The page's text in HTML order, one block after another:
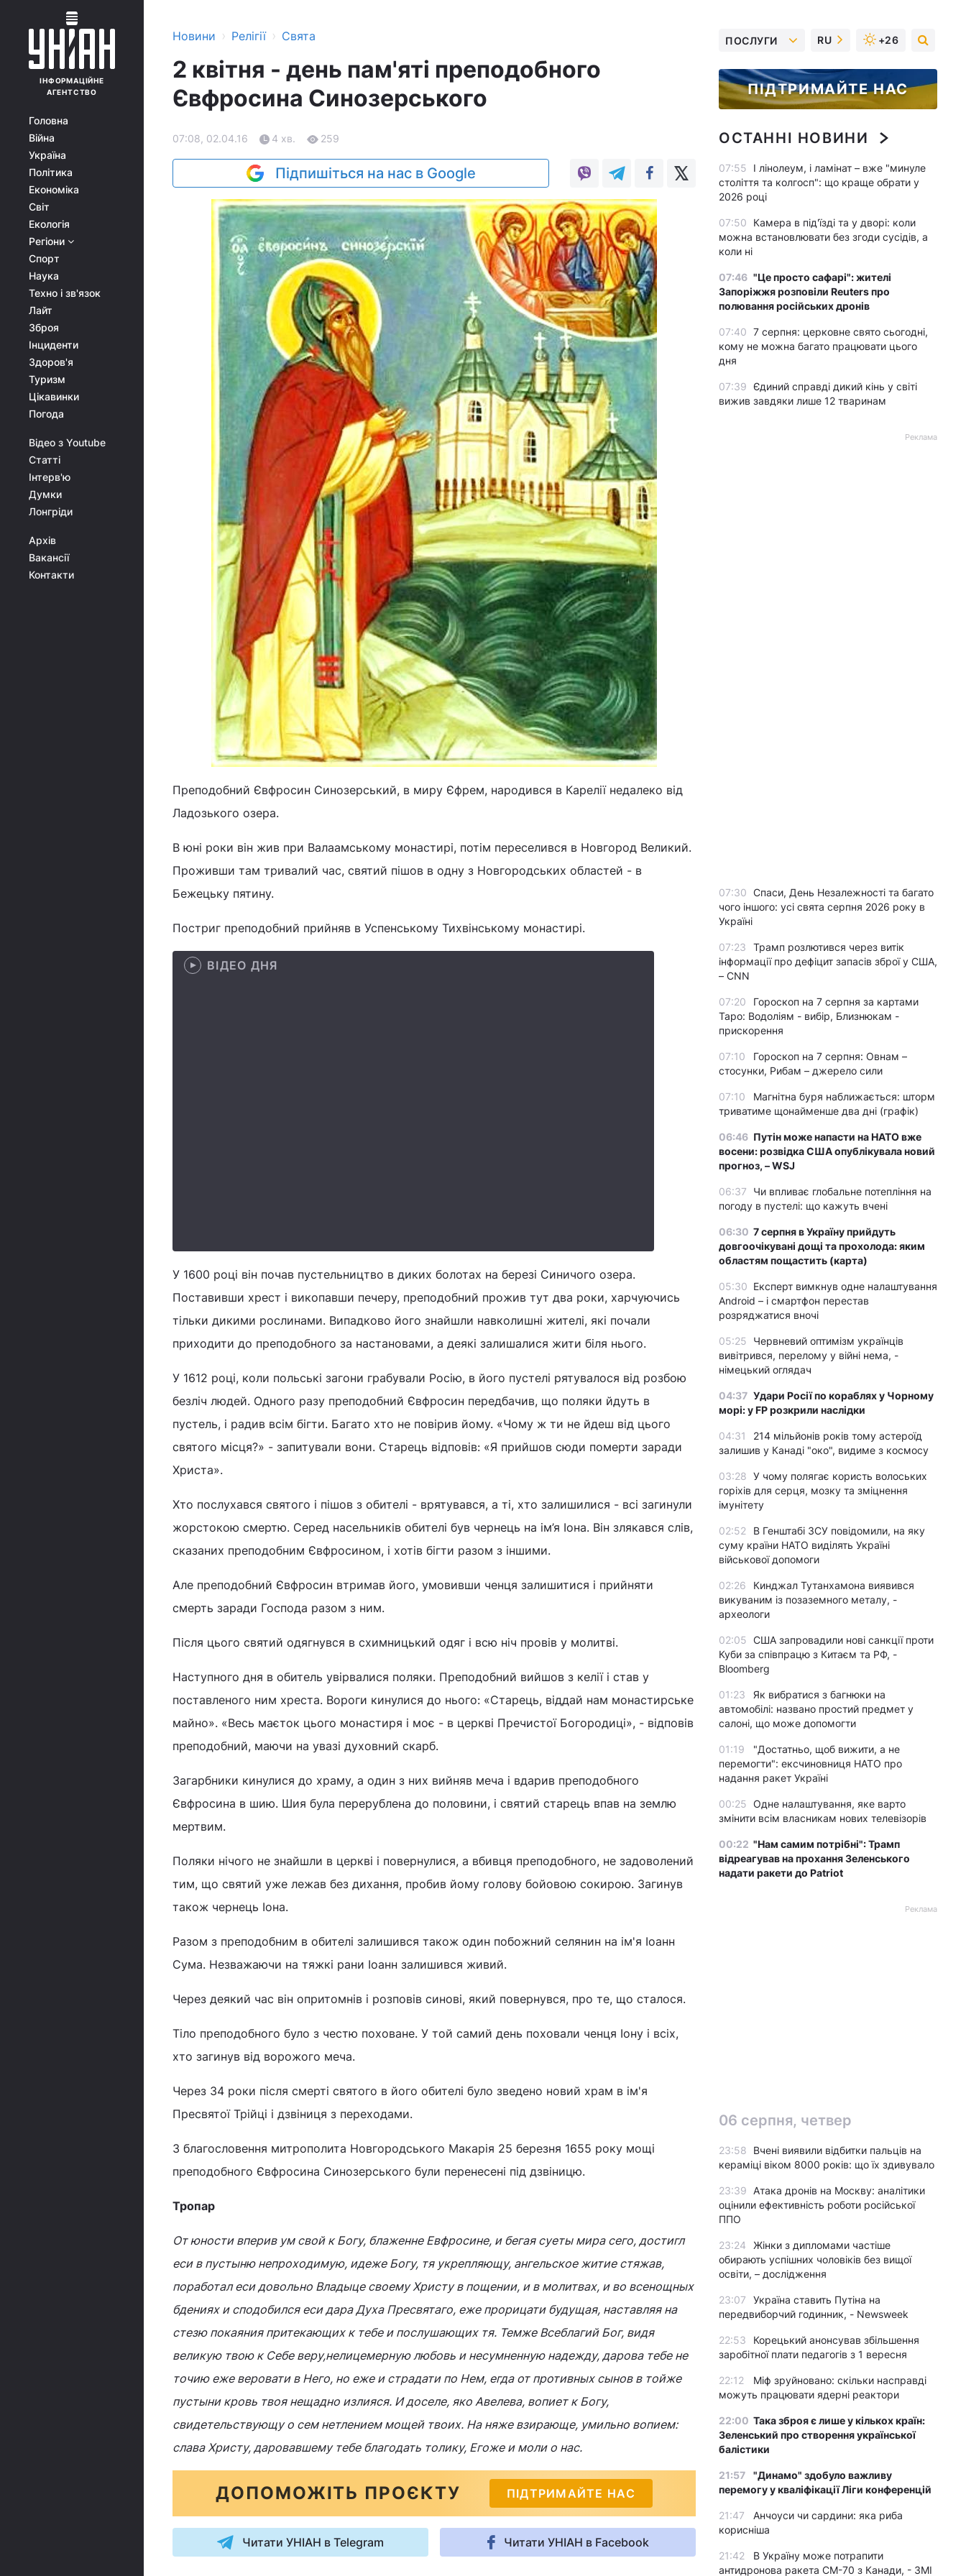
ІНФОРМАЦІЙНЕ
АГЕНТСТВО
Головна
Війна
Україна
Політика
Економіка
Світ
Екологія
Регіони
Спорт
Наука
Техно і зв'язок
Лайт
Зброя
Інциденти
Здоров'я
Туризм
Цікавинки
Погода
Відео з Youtube
Статті
Інтерв'ю
Думки
Лонгріди
Архів
Вакансії
Контакти
Новини › Релігії › Свята
2 квітня - день пам'яті преподобного
Євфросина Синозерського
07:08, 02.04.16 4 хв. 259
Підпишіться на нас в Google
Преподобний Євфросин Синозерський, в миру Єфрем, народився в Карелії недалеко від
Ладозького озера.
В юні роки він жив при Валаамському монастирі, потім переселився в Новгород Великий.
Проживши там тривалий час, святий пішов в одну з Новгородських областей - в
Бежецьку пятину.
Постриг преподобний прийняв в Успенському Тихвінському монастирі.
ВІДЕО ДНЯ
У 1600 році він почав пустельництво в диких болотах на березі Синичого озера.
Поставивши хрест і викопавши печеру, преподобний прожив тут два роки, харчуючись
тільки дикими рослинами. Випадково його знайшли навколишні жителі, які почали
приходити до преподобного за настановами, а деякі залишалися жити біля нього.
У 1612 році, коли польські загони грабували Росію, в його пустелі рятувалося від розбою
безліч людей. Одного разу преподобний Євфросин передбачив, що поляки йдуть в
пустель, і радив всім бігти. Багато хто не повірив йому. «Чому ж ти не йдеш від цього
святого місця?» - запитували вони. Старець відповів: «Я прийшов сюди померти заради
Христа».
Хто послухався святого і пішов з обителі - врятувався, а ті, хто залишилися - всі загинули
жорстокою смертю. Серед насельників обителі був чернець на ім’я Іона. Він злякався слів,
сказаних преподобним Євфросином, і хотів бігти разом з іншими.
Але преподобний Євфросин втримав його, умовивши ченця залишитися і прийняти
смерть заради Господа разом з ним.
Після цього святий одягнувся в схимницький одяг і всю ніч провів у молитві.
Наступного дня в обитель увірвалися поляки. Преподобний вийшов з келії і став у
поставленого ним хреста. Вороги кинулися до нього: «Старець, віддай нам монастирське
майно». «Весь маєток цього монастиря і моє - в церкві Пречистої Богородиці», - відповів
преподобний, маючи на увазі духовний скарб.
Загарбники кинулися до храму, а один з них вийняв меча і вдарив преподобного
Євфросина в шию. Шия була перерублена до половини, і святий старець впав на землю
мертвим.
Поляки нічого не знайшли в церкві і повернулися, а вбивця преподобного, не задоволений
тим, що святий уже лежав без дихання, пробив йому голову бойовою сокирою. Загинув
також чернець Іона.
Разом з преподобним в обителі залишився також один побожний селянин на ім'я Іоанн
Сума. Незважаючи на тяжкі рани Іоанн залишився живий.
Через деякий час він опритомнів і розповів синові, який повернувся, про те, що сталося.
Тіло преподобного було з честю поховане. У той самий день поховали ченця Іону і всіх,
хто загинув від ворожого меча.
Через 34 роки після смерті святого в його обителі було зведено новий храм в ім'я
Пресвятої Трійці і дзвіниця з переходами.
З благословення митрополита Новгородського Макарія 25 березня 1655 року мощі
преподобного Євфросина Синозерського були перенесені під дзвіницю.
Тропар
От юности вперив ум свой к Богу, блаженне Евфросине, и бегая суеты мира сего, достигл
еси в пустыню непроходимую, идеже Богу, тя укрепляющу, ангельское житие стяжав,
поработал еси довольно Владыце своему Христу в пощении, и в молитвах, и во всенощных
бдениях и сподобился еси дара Духа Пресвятаго, еже прорицати будущая, наставляя на
стезю покаяния притекающих к тебе и послушающих тя. Темже Всеблагий Бог, видя
великую твою к Себе веру,нелицемерную любовь и несумненную надежду, дарова тебе не
точию еже веровати в Него, но еже и страдати по Нем, егда от противных сынов в тойже
пустыни кровь твоя нещадно излияся. И доселе, яко Авелева, вопиет к Богу,
свидетельствующу о сем нетлением мощей твоих. На няже взирающе, умильно вопием:
слава Христу, даровавшему тебе благодать толику, Егоже и моли о нас.
ДОПОМОЖІТЬ ПРОЄКТУ ПІДТРИМАЙТЕ НАС
Читати УНІАН в Telegram Читати УНІАН в Facebook
ПОСЛУГИ RU +26
ПІДТРИМАЙТЕ НАС
ОСТАННІ НОВИНИ
07:55
І лінолеум, і ламінат – вже "минуле
століття та колгосп": що краще обрати у
2026 році
07:50
Камера в під'їзді та у дворі: коли
можна встановлювати без згоди сусідів, а
коли ні
07:46 "Це просто сафарі": жителі
Запоріжжя розповіли Reuters про
полювання російських дронів
07:40 7 серпня: церковне свято сьогодні,
кому не можна багато працювати цього
дня
07:39 Єдиний справді дикий кінь у світі
вижив завдяки лише 12 тваринам
Реклама
07:30 Спаси, День Незалежності та багато
чого іншого: усі свята серпня 2026 року в
Україні
07:23
Трамп розлютився через витік
інформації про дефіцит запасів зброї у США,
– CNN
07:20
Гороскоп на 7 серпня за картами
Таро: Водоліям - вибір, Близнюкам -
прискорення
07:10
Гороскоп на 7 серпня: Овнам –
стосунки, Рибам – джерело сили
07:10
Магнітна буря наближається: шторм
триватиме щонайменше два дні (графік)
06:46 Путін може напасти на НАТО вже
восени: розвідка США опублікувала новий
прогноз, – WSJ
06:37
Чи впливає глобальне потепління на
погоду в пустелі: що кажуть вчені
06:30 7 серпня в Україну прийдуть
довгоочікувані дощі та прохолода: яким
областям пощастить (карта)
05:30 Експерт вимкнув одне налаштування
Android – і смартфон перестав
розряджатися вночі
05:25
Червневий оптимізм українців
вивітрився, перелому у війні нема, -
німецький оглядач
04:37 Удари Росії по кораблях у Чорному
морі: у FP розкрили наслідки
04:31
214 мільйонів років тому астероїд
залишив у Канаді "око", видиме з космосу
03:28 У чому полягає користь волоських
горіхів для серця, мозку та зміцнення
імунітету
02:52
В Генштабі ЗСУ повідомили, на яку
суму країни НАТО виділять Україні
військової допомоги
02:26
Кинджал Тутанхамона виявився
викуваним із позаземного металу, -
археологи
02:05 США запровадили нові санкції проти
Куби за співпрацю з Китаєм та РФ, -
Bloomberg
01:23
Як вибратися з багнюки на
автомобілі: названо простий предмет у
салоні, що може допомогти
01:19
"Достатньо, щоб вижити, а не
перемогти": ексчиновниця НАТО про
надання ракет Україні
00:25 Одне налаштування, яке варто
змінити всім власникам нових телевізорів
00:22 "Нам самим потрібні": Трамп
відреагував на прохання Зеленського
надати ракети до Patriot
Реклама
06 серпня, четвер
23:58
Вчені виявили відбитки пальців на
кераміці віком 8000 років: що їх здивувало
23:39
Атака дронів на Москву: аналітики
оцінили ефективність роботи російської
ППО
23:24
Жінки з дипломами частіше
обирають успішних чоловіків без вищої
освіти, – дослідження
23:07
Україна ставить Путіна на
передвиборчий годинник, - Newsweek
22:53
Корецький анонсував збільшення
заробітної плати педагогів з 1 вересня
22:12
Міф зруйновано: скільки насправді
можуть працювати ядерні реактори
22:00 Така зброя є лише у кількох країн:
Зеленський про створення української
балістики
21:57
"Динамо" здобуло важливу
перемогу у кваліфікації Ліги конференцій
21:47
Анчоуси чи сардини: яка риба
корисніша
21:42
В Україну може потрапити
антидронова ракета CM-70 з Канади, - ЗМІ